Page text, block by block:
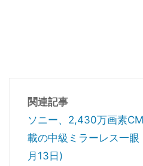
関連記事
ソニー、2,430万画素
載の中級ミラーレス一
月13日)